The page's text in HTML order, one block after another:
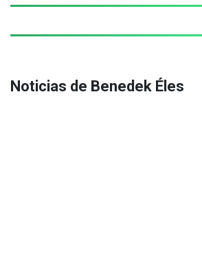
Noticias de Benedek Éles